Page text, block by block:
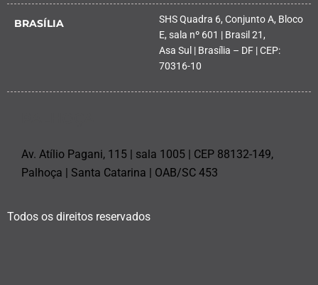
BRASÍLIA
SHS Quadra 6, Conjunto A, Bloco
E, sala nº 601 | Brasil 21,
Asa Sul | Brasília – DF | CEP:
70316-10
Av. Atílio Pagani, 115 | sala 1005 | CEP 88132-149,
Palhoça | Santa Catarina | OAB/SC 453
Todos os direitos reservados